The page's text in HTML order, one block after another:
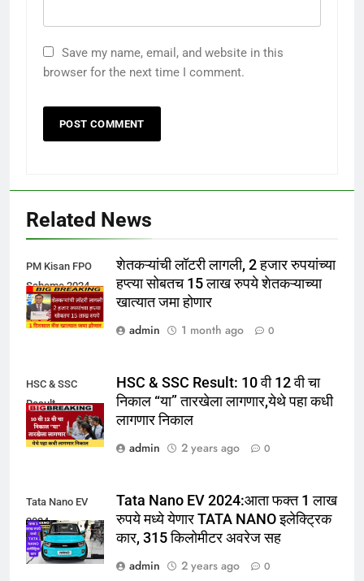
Save my name, email, and website in this
browser for the next time I comment.
Related News
PM Kisan FPO
Scheme 2024
शेतकऱ्यांची लॉटरी लागली, 2 हजार रुपयांच्या
हप्त्या सोबतच 15 लाख रुपये शेतकऱ्याच्या
खात्यात जमा होणार
admin
1 month ago 0
HSC & SSC
Result
HSC & SSC Result: 10 वी 12 वी चा
निकाल “या” तारखेला लागणार,येथे पहा कधी
लागणार निकाल
admin
2 years ago 0
Tata Nano EV
2024
Tata Nano EV 2024:आता फक्त 1 लाख
रुपये मध्ये येणार TATA NANO इलेक्ट्रिक
कार, 315 किलोमीटर अवरेज सह
admin
2 years ago 0